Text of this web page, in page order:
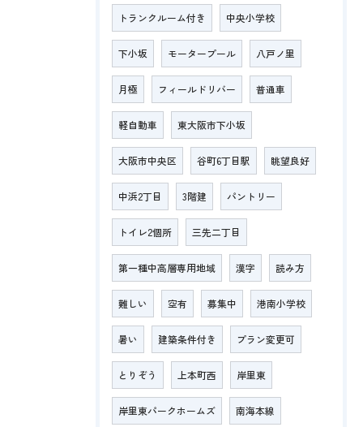
トランクルーム付き 中央小学校
下小坂 モータープール 八戸ノ里
月極 フィールドリバー 普通車
軽自動車 東大阪市下小坂
大阪市中央区 谷町6丁目駅 眺望良好
中浜2丁目 3階建 パントリー
トイレ2個所 三先二丁目
第一種中高層専用地域 漢字 読み方
難しい 空有 募集中 港南小学校
暑い 建築条件付き プラン変更可
とりぞう 上本町西 岸里東
岸里東パークホームズ 南海本線